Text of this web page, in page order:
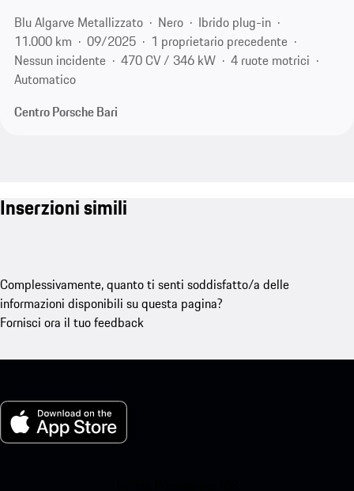
Blu Algarve Metallizzato
Nero
Ibrido plug-in
11.000 km
09/2025
1 proprietario precedente
Nessun incidente
470 CV / 346 kW
4 ruote motrici
Automatico
Centro Porsche Bari
Inserzioni simili
Complessivamente, quanto ti senti soddisfatto/a delle
informazioni disponibili su questa pagina?
Fornisci ora il tuo feedback